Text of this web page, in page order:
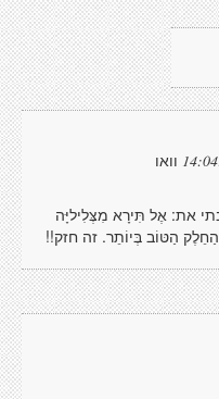
וואו
את: אֶל תִּירָא מִצְּלִיליָּה
הַטּוֹב בְּיוֹתֵר. זה חזק!!